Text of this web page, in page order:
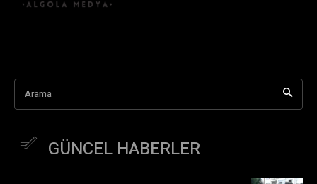
Arama
GÜNCEL HABERLER